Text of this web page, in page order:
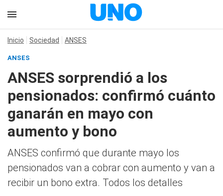
Inicio Sociedad ANSES
ANSES
ANSES sorprendió a los
pensionados: confirmó cuánto
ganarán en mayo con
aumento y bono
ANSES confirmó que durante mayo los
pensionados van a cobrar con aumento y van a
recibir un bono extra. Todos los detalles